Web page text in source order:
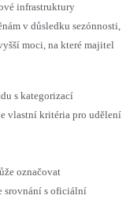
infrastruktury
v důsledku sezónnosti,
moci, na které majitel
s kategorizací
vlastní kritéria pro udělení
označovat
srovnání s oficiální